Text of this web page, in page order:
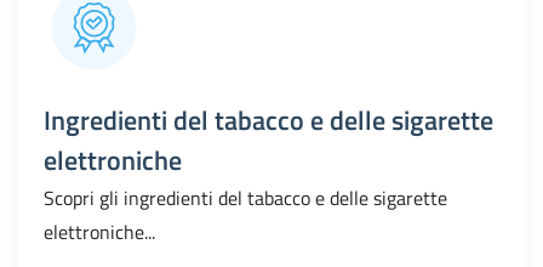
Ingredienti del tabacco e delle sigarette
elettroniche
Scopri gli ingredienti del tabacco e delle sigarette
elettroniche...